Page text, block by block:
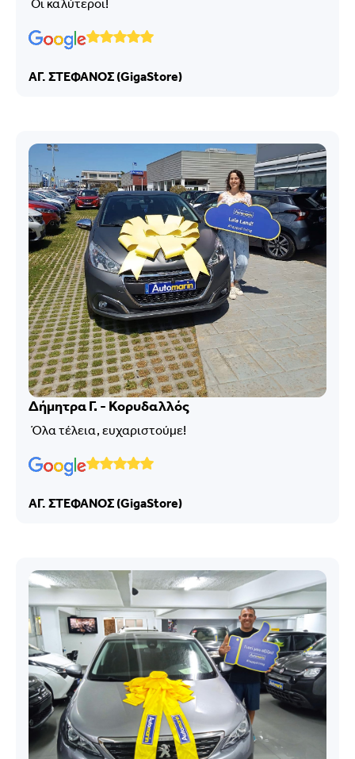
Οι καλύτεροι!
ΑΓ. ΣΤΕΦΑΝΟΣ (GigaStore)
Δήμητρα Γ. - Κορυδαλλός
Όλα τέλεια, ευχαριστούμε!
ΑΓ. ΣΤΕΦΑΝΟΣ (GigaStore)